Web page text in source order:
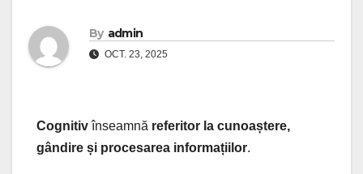
By admin
OCT. 23, 2025
Cognitivînseamnă referitor la cunoaștere,
gândire și procesarea informațiilor.